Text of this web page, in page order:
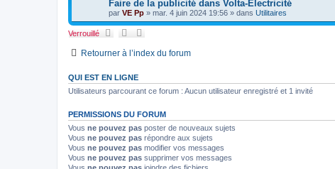
e
r
e
a
Faire de la publicité dans Volta-Électricité
par VE Pp » mar. 4 juin 2024 19:56 » dans Utilitaires
Verrouillé
Retourner à l’index du forum
QUI EST EN LIGNE
Utilisateurs parcourant ce forum : Aucun utilisateur enregistré et 1 invité
PERMISSIONS DU FORUM
Vous ne pouvez pas poster de nouveaux sujets
Vous ne pouvez pas répondre aux sujets
Vous ne pouvez pas modifier vos messages
Vous ne pouvez pas supprimer vos messages
Vous ne pouvez pas joindre des fichiers